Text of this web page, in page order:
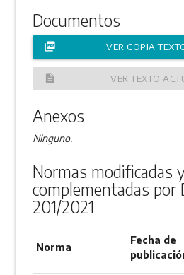
Documentos
picture_as_pdf VER COPIA
description VER TEXTO
Anexos
Ninguno.
Normas modificadas
complementadas por
201/2021
Norma
Fecha de